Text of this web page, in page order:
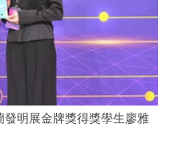
明展金牌獎得獎學生廖雅